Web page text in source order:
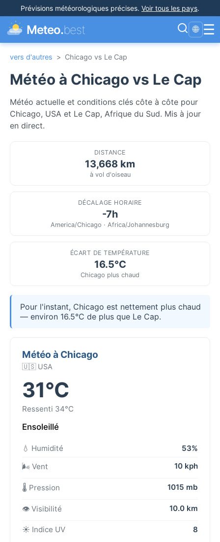
Prévisions météorologiques précises. Voir tous les pays.
Meteo.best 🌐 ☰
vers d'autres > Chicago vs Le Cap
Météo à Chicago vs Le Cap
Météo actuelle et conditions clés côte à côte pour
Chicago, USA et Le Cap, Afrique du Sud. Mis à jour
en direct.
DISTANCE
13,668 km
à vol d'oiseau
DÉCALAGE HORAIRE
-7h
America/Chicago · Africa/Johannesburg
ÉCART DE TEMPÉRATURE
16.5°C
Chicago plus chaud
Pour l'instant, Chicago est nettement plus chaud
— environ 16.5°C de plus que Le Cap.
Météo à Chicago
🇺🇸 USA
31°C
Ressenti 34°C
Ensoleillé
💧 Humidité
53%
🌬️ Vent
10 kph
🌡️ Pression 1015 mb
👁️ Visibilité 10.0 km
☀️ Indice UV 8